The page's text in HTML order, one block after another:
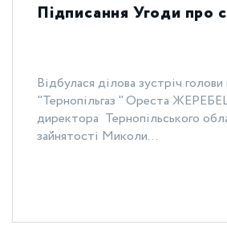
Підписання Угоди про
Відбулася ділова зустріч голови
"Тернопільгаз " Ореста
директора Тернопільського
зайнятості Миколи...